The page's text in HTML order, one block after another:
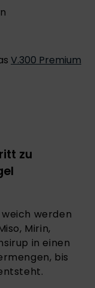
V.300 Premium
zu
werden
Mirin,
in einen
bis